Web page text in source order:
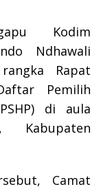
Kodim
Ndhawali
Rapat
Pemilih
di aula
Kabupaten
Camat